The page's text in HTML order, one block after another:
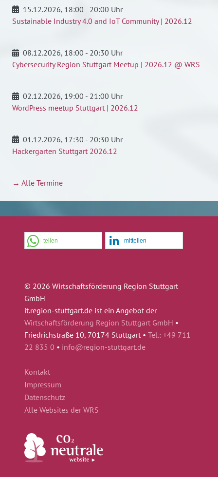
15.12.2026, 18:00 - 20:00 Uhr
Sustainable Industry 4.0 and IoT Community | 2026.12
08.12.2026, 18:00 - 20:30 Uhr
Cybersecurity Region Stuttgart Meetup | 2026.12 @ WRS
02.12.2026, 19:00 - 21:00 Uhr
WordPress meetup Stuttgart | 2026.12
01.12.2026, 17:30 - 20:30 Uhr
Hackergarten Stuttgart 2026.12
→ Alle Termine
teilen mitteilen
© 2026 Wirtschaftsförderung Region Stuttgart
GmbH
it.region-stuttgart.de ist ein Angebot der
Wirtschaftsförderung Region Stuttgart GmbH •
Friedrichstraße 10, 70174 Stuttgart • Tel.: +49 711
22 835 0 • info@region-stuttgart.de
Kontakt
Impressum
Datenschutz
Alle Websites der WRS